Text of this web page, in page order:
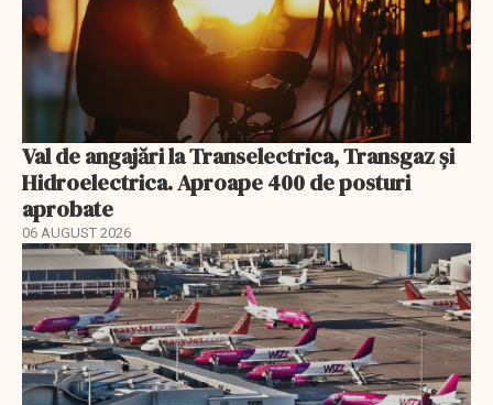
Val de angajări la Transelectrica, Transgaz și
Hidroelectrica. Aproape 400 de posturi
aprobate
06 AUGUST 2026